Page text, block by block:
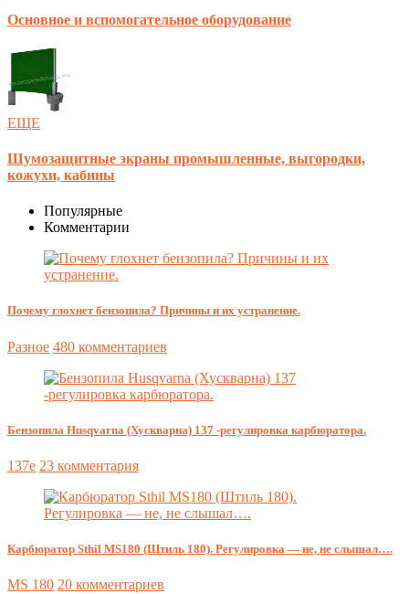
Основное и вспомогательное оборудование
ЕЩЕ
Шумозащитные экраны промышленные, выгородки,
кожухи, кабины
Популярные
Комментарии
Почему глохнет бензопила? Причины и их устранение.
Разное 480 комментариев
Бензопила Husqvarna (Хускварна) 137 -регулировка карбюратора.
137e 23 комментария
Карбюратор Sthil MS180 (Штиль 180). Регулировка — не, не слышал….
MS 180 20 комментариев